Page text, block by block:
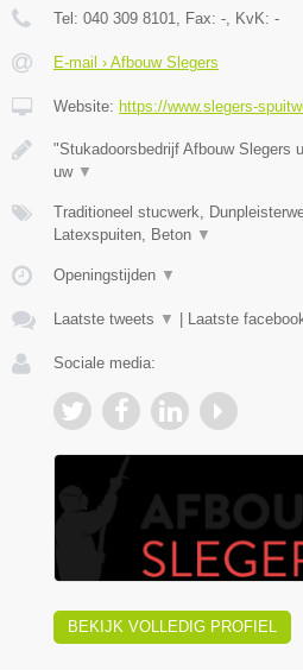
Tel: 040 309 8101 , Fax: - , KvK: -
E-mail › Afbouw Slegers
Website: https://www.slegers-
"Stukadoorsbedrijf Afbouw Slegers
uw ▼
Traditioneel stucwerk,
Latexspuiten, Beton ▼
Openingstijden ▼
Laatste tweets ▼ | Laatste
Sociale media:
BEKIJK VOLLEDIG PROFIEL